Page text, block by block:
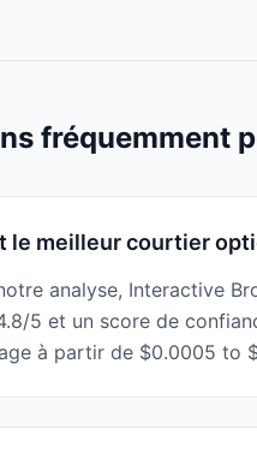
fréquemment
le meilleur courtier
analyse, Interactive
5 et un score de
à partir de $0.0005 to